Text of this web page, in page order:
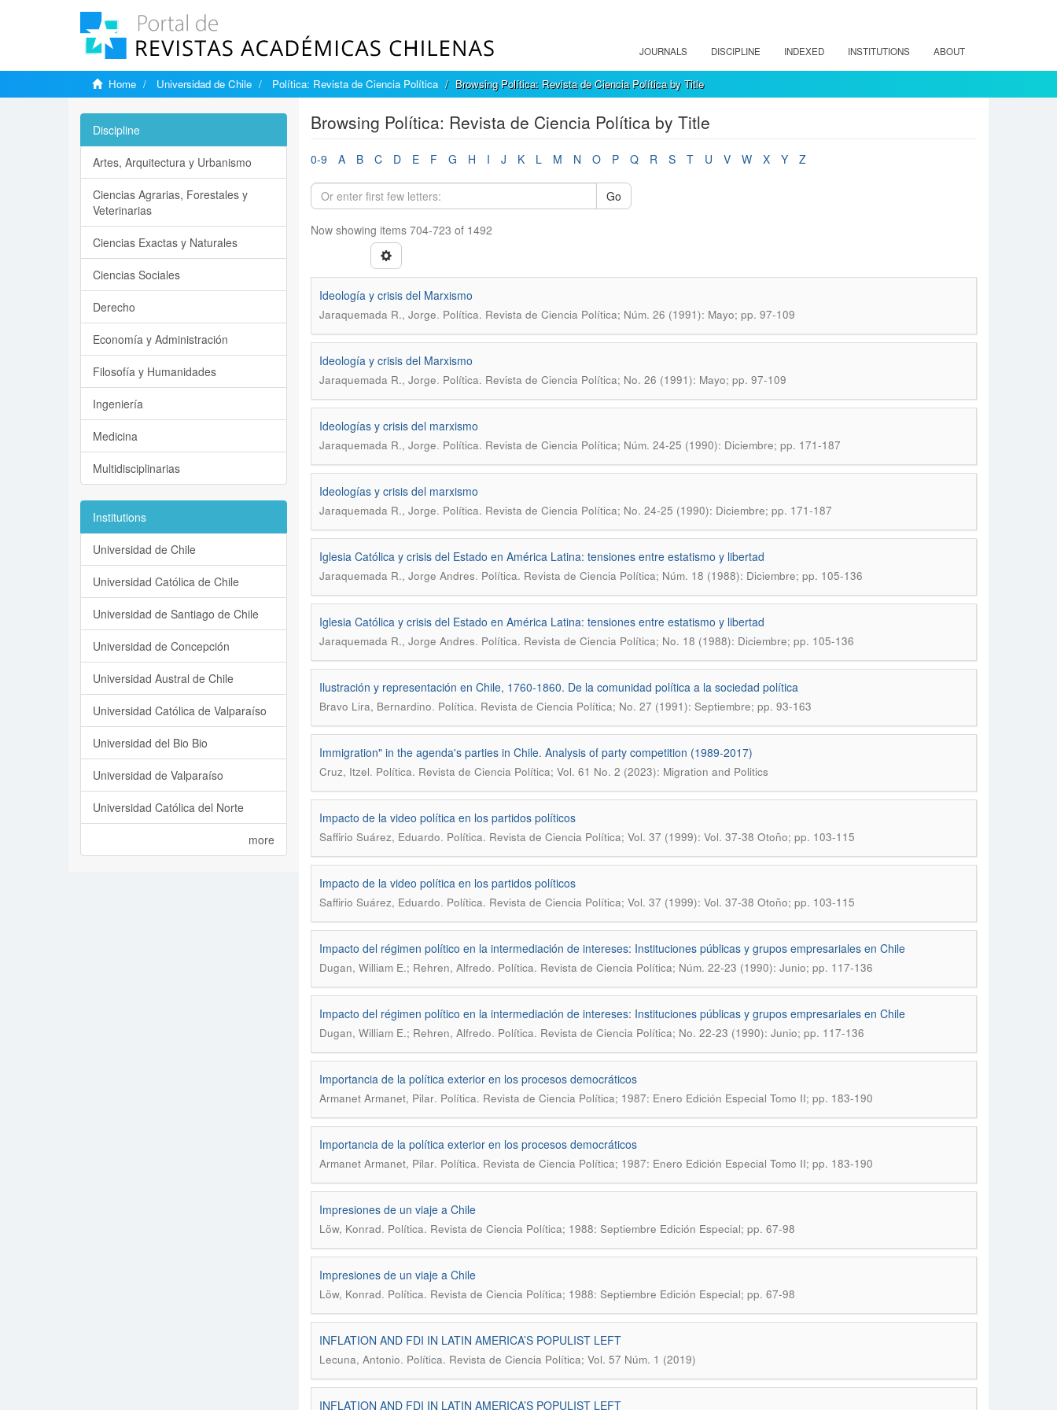
JOURNALS DISCIPLINE INDEXED INSTITUTIONS ABOUT
Home Universidad de Chile Política: Revista de Ciencia Política Browsing Política: Revista de Ciencia Política by Title
Browsing Política: Revista de Ciencia Política by Title
0-9 A B C D E F G H I J K L M N O P Q R S T U V W X Y Z
Go
Now showing items 704-723 of 1492
Ideología y crisis del Marxismo
Jaraquemada R., Jorge. Política. Revista de Ciencia Política; Núm. 26 (1991): Mayo; pp. 97-109
Ideología y crisis del Marxismo
Jaraquemada R., Jorge. Política. Revista de Ciencia Política; No. 26 (1991): Mayo; pp. 97-109
Ideologías y crisis del marxismo
Jaraquemada R., Jorge. Política. Revista de Ciencia Política; Núm. 24-25 (1990): Diciembre; pp. 171-187
Ideologías y crisis del marxismo
Jaraquemada R., Jorge. Política. Revista de Ciencia Política; No. 24-25 (1990): Diciembre; pp. 171-187
Iglesia Católica y crisis del Estado en América Latina: tensiones entre estatismo y libertad
Jaraquemada R., Jorge Andres. Política. Revista de Ciencia Política; Núm. 18 (1988): Diciembre; pp. 105-136
Iglesia Católica y crisis del Estado en América Latina: tensiones entre estatismo y libertad
Jaraquemada R., Jorge Andres. Política. Revista de Ciencia Política; No. 18 (1988): Diciembre; pp. 105-136
Ilustración y representación en Chile, 1760-1860. De la comunidad política a la sociedad política
Bravo Lira, Bernardino. Política. Revista de Ciencia Política; No. 27 (1991): Septiembre; pp. 93-163
Immigration" in the agenda's parties in Chile. Analysis of party competition (1989-2017)
Cruz, Itzel. Política. Revista de Ciencia Política; Vol. 61 No. 2 (2023): Migration and Politics
Impacto de la video política en los partidos políticos
Saffirio Suárez, Eduardo. Política. Revista de Ciencia Política; Vol. 37 (1999): Vol. 37-38 Otoño; pp. 103-115
Impacto de la video política en los partidos políticos
Saffirio Suárez, Eduardo. Política. Revista de Ciencia Política; Vol. 37 (1999): Vol. 37-38 Otoño; pp. 103-115
Impacto del régimen político en la intermediación de intereses: Instituciones públicas y grupos empresariales en Chile
Dugan, William E.; Rehren, Alfredo. Política. Revista de Ciencia Política; Núm. 22-23 (1990): Junio; pp. 117-136
Impacto del régimen político en la intermediación de intereses: Instituciones públicas y grupos empresariales en Chile
Dugan, William E.; Rehren, Alfredo. Política. Revista de Ciencia Política; No. 22-23 (1990): Junio; pp. 117-136
Importancia de la política exterior en los procesos democráticos
Armanet Armanet, Pilar. Política. Revista de Ciencia Política; 1987: Enero Edición Especial Tomo II; pp. 183-190
Importancia de la política exterior en los procesos democráticos
Armanet Armanet, Pilar. Política. Revista de Ciencia Política; 1987: Enero Edición Especial Tomo II; pp. 183-190
Impresiones de un viaje a Chile
Löw, Konrad. Política. Revista de Ciencia Política; 1988: Septiembre Edición Especial; pp. 67-98
Impresiones de un viaje a Chile
Löw, Konrad. Política. Revista de Ciencia Política; 1988: Septiembre Edición Especial; pp. 67-98
INFLATION AND FDI IN LATIN AMERICA’S POPULIST LEFT
Lecuna, Antonio. Política. Revista de Ciencia Política; Vol. 57 Núm. 1 (2019)
INFLATION AND FDI IN LATIN AMERICA’S POPULIST LEFT
Discipline
Artes, Arquitectura y Urbanismo
Ciencias Agrarias, Forestales y
Veterinarias
Ciencias Exactas y Naturales
Ciencias Sociales
Derecho
Economía y Administración
Filosofía y Humanidades
Ingeniería
Medicina
Multidisciplinarias
Institutions
Universidad de Chile
Universidad Católica de Chile
Universidad de Santiago de Chile
Universidad de Concepción
Universidad Austral de Chile
Universidad Católica de Valparaíso
Universidad del Bio Bio
Universidad de Valparaíso
Universidad Católica del Norte
more